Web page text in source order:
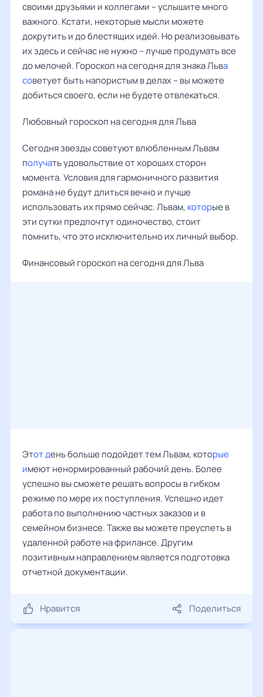
своими друзьями и коллегами – услышите много
важного. Кстати, некоторые мысли можете
докрутить и до блестящих идей. Но реализовывать
их здесь и сейчас не нужно – лучше продумать все
до мелочей. Гороскоп на сегодня для знака Льва
советует быть напористым в делах – вы можете
добиться своего, если не будете отвлекаться.
Любовный гороскоп на сегодня для Льва
Сегодня звезды советуют влюбленным Львам
получать удовольствие от хороших сторон
момента. Условия для гармоничного развития
романа не будут длиться вечно и лучше
использовать их прямо сейчас. Львам, которые в
эти сутки предпочтут одиночество, стоит
помнить, что это исключительно их личный выбор.
Финансовый гороскоп на сегодня для Льва
Этот день больше подойдет тем Львам, которые
имеют ненормированный рабочий день. Более
успешно вы сможете решать вопросы в гибком
режиме по мере их поступления. Успешно идет
работа по выполнению частных заказов и в
семейном бизнесе. Также вы можете преуспеть в
удаленной работе на фрилансе. Другим
позитивным направлением является подготовка
отчетной документации.
Нравится Поделиться